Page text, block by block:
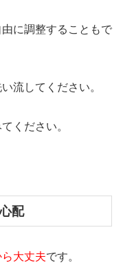
に調整することもで
流してください。
ください。
配
大丈夫です。